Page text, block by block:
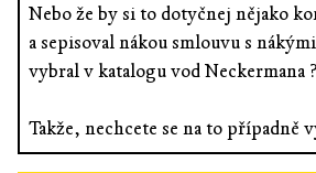
Nebo že by si to dotyčnej nějako
a sepisoval nákou smlouvu s
vybral v katalogu vod Neckermana
Takže, nechcete se na to případně